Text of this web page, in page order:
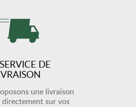
DE
une livraison
sur vos